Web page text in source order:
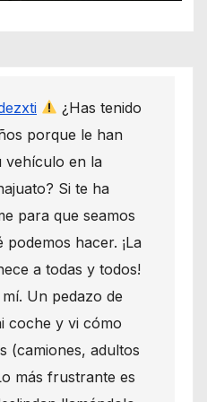
¿Has tenido
porque le han
vehículo en la
Si te ha
para que seamos
hacer. ¡La
a todas y todos!
Un pedazo de
coche y vi cómo
(camiones, adultos
más frustrante es